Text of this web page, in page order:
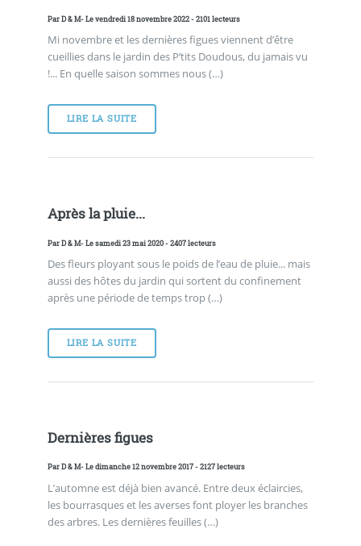
ParD & M- Le vendredi 18 novembre 2022 - 2101 lecteurs
Mi novembre et les dernières figues viennent d’être
cueillies dans le jardin des P’tits Doudous, du jamais vu
!... En quelle saison sommes nous (…)
LIRE LA SUITE
Après la pluie...
ParD & M- Le samedi 23 mai 2020 - 2407 lecteurs
Des fleurs ployant sous le poids de l’eau de pluie... mais
aussi des hôtes du jardin qui sortent du confinement
après une période de temps trop (…)
LIRE LA SUITE
Dernières figues
ParD & M- Le dimanche 12 novembre 2017 - 2127 lecteurs
L’automne est déjà bien avancé. Entre deux éclaircies,
les bourrasques et les averses font ployer les branches
des arbres. Les dernières feuilles (…)